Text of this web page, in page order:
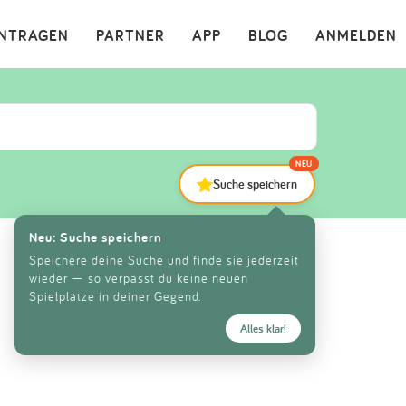
ANMELDEN
BLOG
APP
PARTNER ×
Suche speichern
NEU
Neu: Suche speichern
Speichere deine Suche und finde sie jederzeit
wieder — so verpasst du keine neuen
Spielplätze in deiner Gegend.
Alles klar!